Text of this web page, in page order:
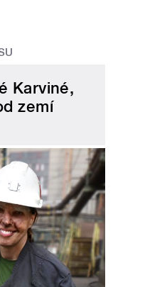
Karviné,
zemí